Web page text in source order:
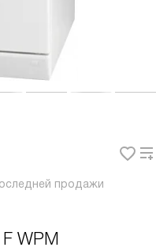
продажи
WPM